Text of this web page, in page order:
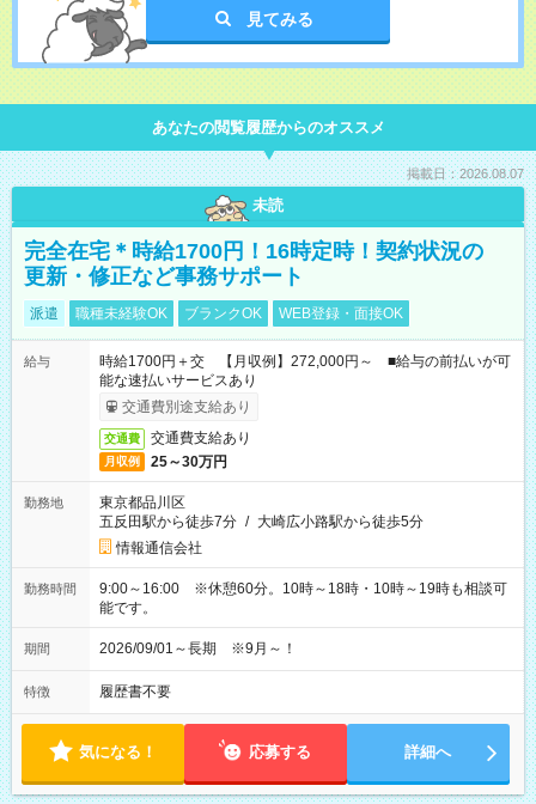
見てみる
あなたの閲覧履歴からのオススメ
掲載日：2026.08.07
未読
完全在宅＊時給1700円！16時定時！契約状況の
更新・修正など事務サポート
派遣 職種未経験OK ブランクOK WEB登録・面接OK
給与
時給1700円＋交 【月収例】272,000円～ ■給与の前払いが可
能な速払いサービスあり
交通費別途支給あり
交通費 交通費支給あり
月収例 25～30万円
勤務地
東京都品川区
五反田駅から徒歩7分 / 大崎広小路駅から徒歩5分
情報通信会社
勤務時間
9:00～16:00 ※休憩60分。10時～18時・10時～19時も相談可
能です。
期間 2026/09/01～長期 ※9月～！
特徴 履歴書不要
気になる！ 応募する 詳細へ